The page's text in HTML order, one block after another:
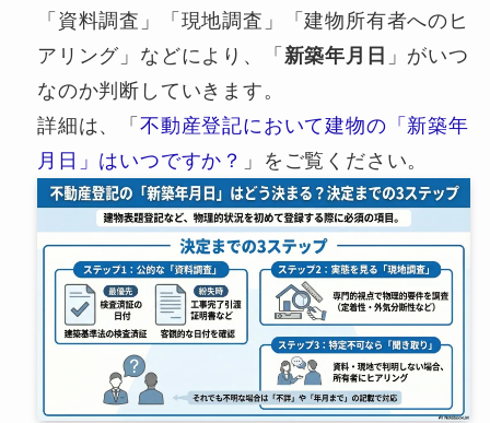
「資料調査」「現地調査」「建物所有者へのヒ
アリング」などにより、「 新築年月日 」がいつ
なのか判断していきます。
詳細は、「 不動産登記において建物の「新築年
月日」はいつですか？ 」をご覧ください。